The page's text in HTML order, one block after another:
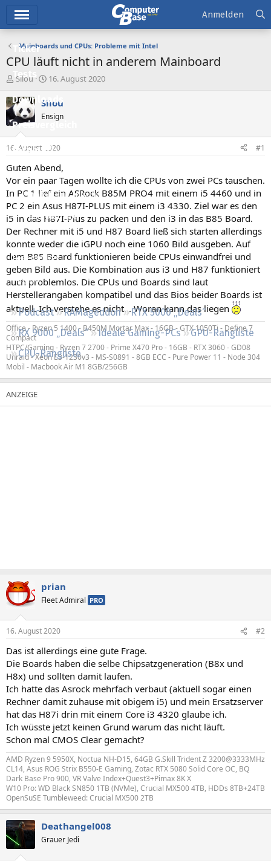
Ticker
Tests
Downloads
Preisvergleich
Forum
Aktuelles
Empfohlene Inhalte
Neue Beiträge
Neueste Aktivitäten
Leserartikel
Regeln
Podcast RAMageddon
RTX 5000 „Deals“
RX 9000 „Deals“
Ideale Gaming-PCs
GPU-Rangliste
CPU-Rangliste
Anmelden
Mainboards und CPUs: Probleme mit Intel
CPU läuft nicht in anderem Mainboard
E
s
t
e
e
r
Silou
E
s
e
t
a
16. August 2020
Silou
Ensign
16. August 2020 #1
Guten Abend,
Vor ein paar Tagen wollte ich die CPUs von zwei PCs tauschen.
In PC 1 lief ein ASRock B85M PRO4 mit einem i5 4460 und in
PC 2 ein Asus H87I-PLUS mit einem i3 4330. Ziel war es den
i5 in das H87I-Plus zu packen und den i3 in das B85 Board.
Der Rechner mit i5 und H87 Board ließ sich starten allerdings
konnte weder die iGPU noch eine 1060 Bild ausgeben. Auf
dem B85 Board funktionieren beide CPUs einwandfrei und
geben Bild aus. Die Kombination aus i3 und H87 funktioniert
auch problemlos. Die CPUs und Boards sind laut
Herstellerangaben kompatibel und das Bios beider Boards ist
aktuell. Ich verstehe es nicht... Woran kann das liegen
Office - Ryzen 5 1400 - B450M Mortar Max - 16GB - GTX 1050Ti - Define 7
Compact
HTPC/Gaming - Ryzen 7 2700 - Prime X470 Pro - 16GB - RTX 3060 - GD08
Unraid - Xeon E3-1230v3 - MS-S0891 - 8GB ECC - Pure Power 11 - Node 304
Mobil - Macbook Air M1 8GB/256GB
prian
Fleet Admiral PRO
16. August 2020 #2
Das ist allerdings eine gute Frage.
Die Boards haben die selbe Chipsatzgeneration (B8x und
H8x) und sollten damit laufen.
Ich hatte das Asrock mehrfach verbaut (aktuell sogar einen
Rechner damit zuhause mit obigem i5) und mein Ersatzserver
hat das H87i drin mit einem Core i3 4320 glaube ich.
Ich wüsste jetzt keinen Grund warum das nicht läuft.
Schon mal CMOS Clear gemacht?
AMD Ryzen 9 5950X, Noctua NH-D15, 64GB G.Skill Trident Z 3200@3333MHz
CL14, Asus ROG Strix B550-E Gaming, Zotac RTX 5080 Solid Core OC, BQ
Dark Base Pro 900, VR Valve Index+Quest3+Pimax 8K X
W10 Pro: WD Black SN850 1TB (NVMe), Crucial MX500 4TB, HDDs 8TB+24TB
OpenSuSE Tumbleweed: Crucial MX500 2TB
Deathangel008
Grauer Jedi